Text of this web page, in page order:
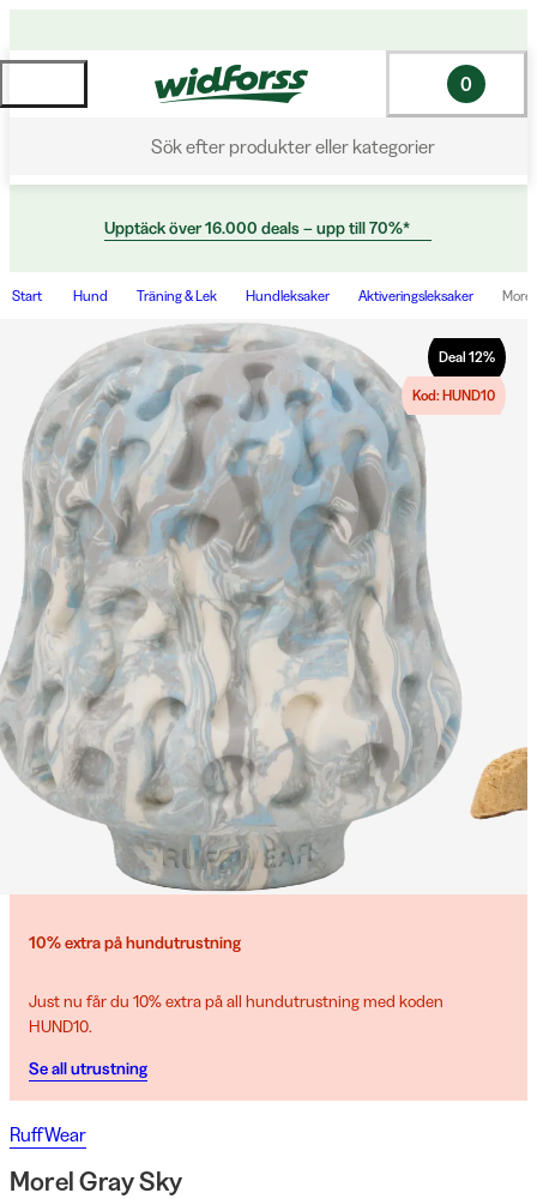
Sök efter produkter eller kategorier
0
Upptäck över 16.000 deals – upp till 70%*
Start Hund Träning & Lek Hundleksaker Aktiveringsleksaker
Deal 12%
Kod: HUND10
10% extra på hundutrustning
Just nu får du 10% extra på all hundutrustning med koden
HUND10.
Se all utrustning
RuffWear
Morel Gray Sky